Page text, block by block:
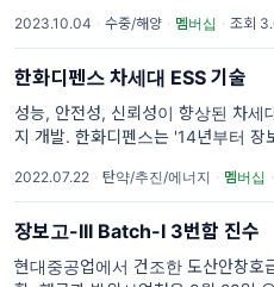
의 위치·속도·침로를 추정하는 방법
안창호급 잠수함은 수평
2023.10.04 · 수중/해양 · 멤버십 · 조회
한화디펜스 차세대 ESS 기술
성능, 안전성, 신뢰성이 향상된 차세
지 개발. 한화디펜스는 '14년부터 장
Storage System)를 개발하고 있다
의 120Ah 각형 리튬이온 셀
2022.07.22 · 탄약/추진/에너지 · 멤버십 ·
장보고-III Batch-I 3번함 진수
현대중공업에서 건조한 도산안창호